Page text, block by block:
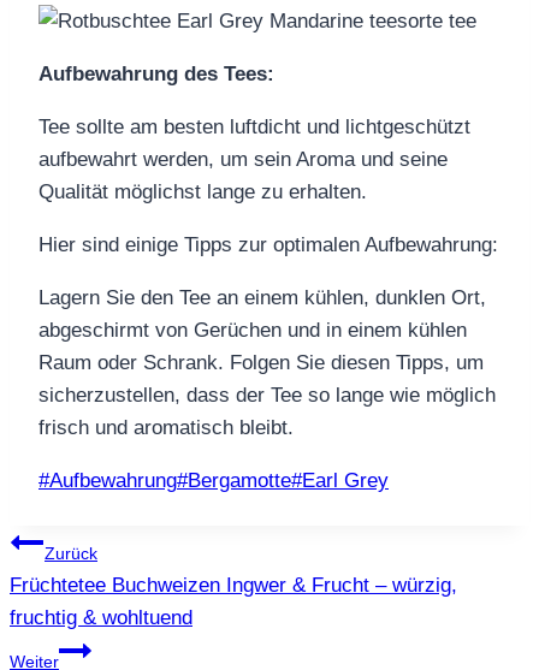
Aufbewahrung des Tees:
Tee sollte am besten luftdicht und lichtgeschützt
aufbewahrt werden, um sein Aroma und seine
Qualität möglichst lange zu erhalten.
Hier sind einige Tipps zur optimalen Aufbewahrung:
Lagern Sie den Tee an einem kühlen, dunklen Ort,
abgeschirmt von Gerüchen und in einem kühlen
Raum oder Schrank. Folgen Sie diesen Tipps, um
sicherzustellen, dass der Tee so lange wie möglich
frisch und aromatisch bleibt.
Schlagworte:
#Aufbewahrung#Bergamotte#Earl Grey
Beitragsnavigation
Zurück
Früchtetee Buchweizen Ingwer & Frucht – würzig,
fruchtig & wohltuend
Weiter